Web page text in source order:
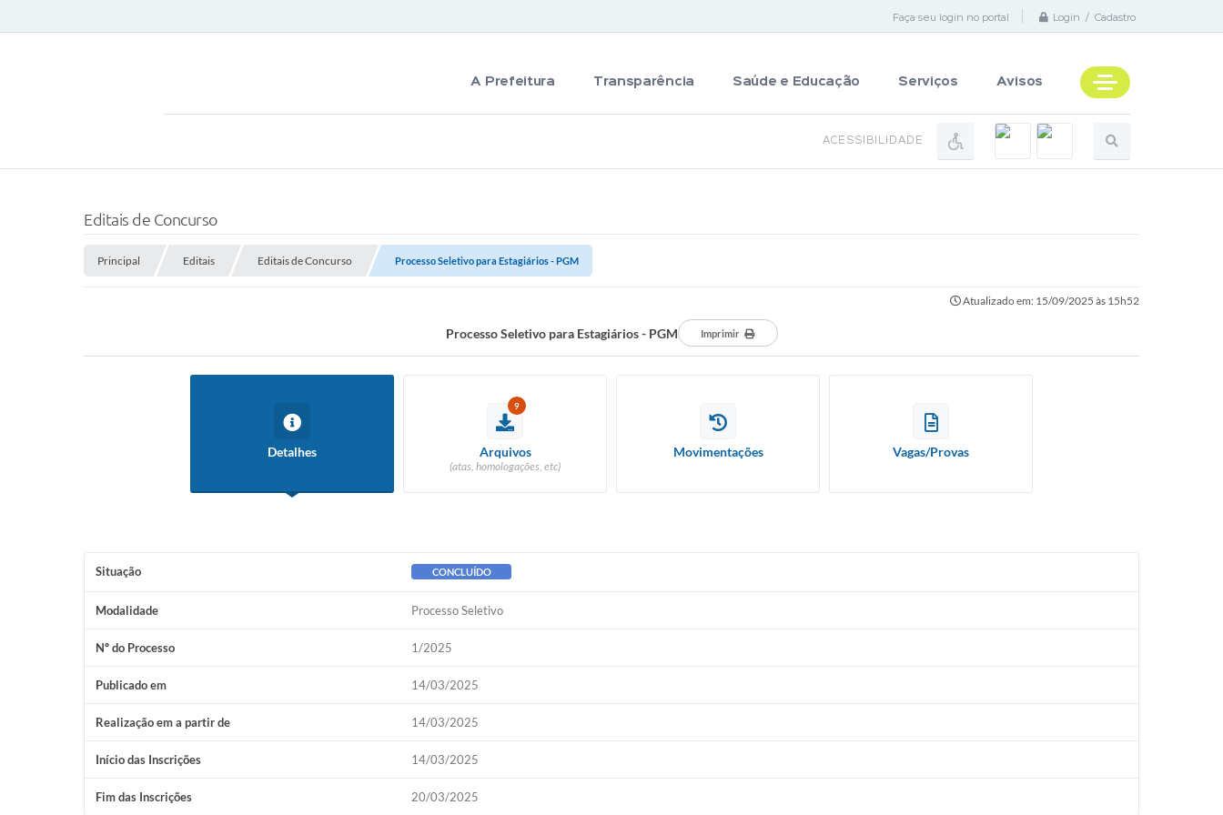
Faça seu login no portal Login / Cadastro
A Prefeitura Transparência Saúde e Educação Serviços Avisos
ACESSIBILIDADE
Editais de Concurso
Principal Editais Editais de Concurso Processo Seletivo para Estagiários - PGM
Atualizado em: 15/09/2025 às 15h52
Processo Seletivo para Estagiários - PGM Imprimir
Detalhes
9
Arquivos
(atas, homologações, etc)
Movimentações Vagas/Provas
Situação CONCLUÍDO
Modalidade Processo Seletivo
Nº do Processo 1/2025
Publicado em 14/03/2025
Realização em a partir de 14/03/2025
Início das Inscrições 14/03/2025
Fim das Inscrições 20/03/2025